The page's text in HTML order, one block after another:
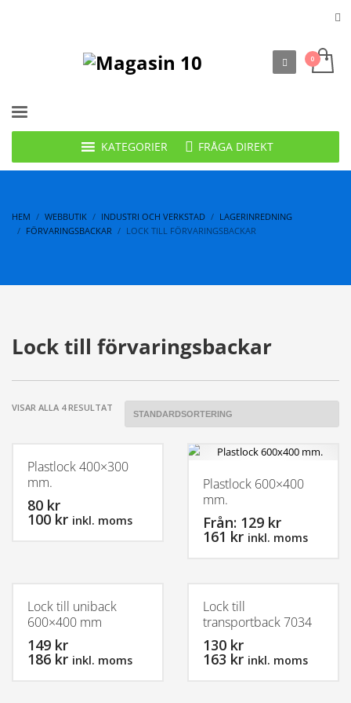
KATEGORIER FRÅGA DIREKT
HEM WEBBUTIK INDUSTRI OCH VERKSTAD
LAGERINREDNING
FÖRVARINGSBACKAR
LOCK TILL FÖRVARINGSBACKAR
Lock till förvaringsbackar
VISAR ALLA 4 RESULTAT
Plastlock 400×300
mm.
80 kr
100 kr inkl. moms
flera
Plastlock 600×400
mm.
Från: 129 kr
161 kr inkl. moms
produkten
varianter.
Lock till uniback
600×400 mm
149 kr
186 kr inkl. moms
Lock till
transportback 7034
130 kr
163 kr inkl. moms